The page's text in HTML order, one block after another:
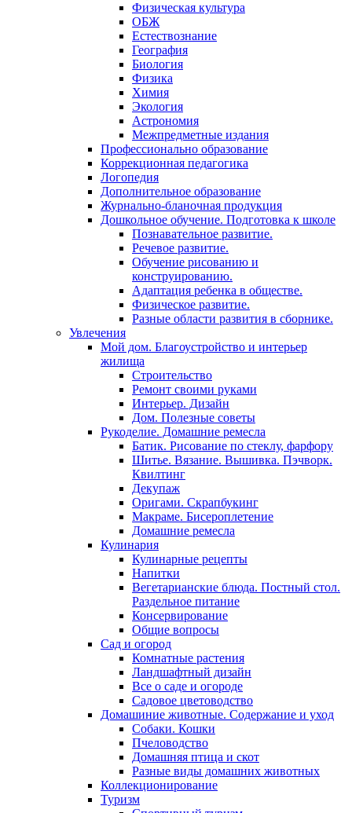
Физическая культура
ОБЖ
Естествознание
География
Биология
Физика
Химия
Экология
Астрономия
Межпредметные издания
Профессионально образование
Коррекционная педагогика
Логопедия
Дополнительное образование
Журнально-бланочная продукция
Дошкольное обучение. Подготовка к школе
Познавательное развитие.
Речевое развитие.
Обучение рисованию и
конструированию.
Адаптация ребенка в обществе.
Физическое развитие.
Разные области развития в сборнике.
Увлечения
Мой дом. Благоустройство и интерьер
жилища
Строительство
Ремонт своими руками
Интерьер. Дизайн
Дом. Полезные советы
Рукоделие. Домашние ремесла
Батик. Рисование по стеклу, фарфору
Шитье. Вязание. Вышивка. Пэчворк.
Квилтинг
Декупаж
Оригами. Скрапбукинг
Макраме. Бисероплетение
Домашние ремесла
Кулинария
Кулинарные рецепты
Напитки
Вегетарианские блюда. Постный стол.
Раздельное питание
Консервирование
Общие вопросы
Сад и огород
Комнатные растения
Ландшафтный дизайн
Все о саде и огороде
Садовое цветоводство
Домашиние животные. Содержание и уход
Собаки. Кошки
Пчеловодство
Домашняя птица и скот
Разные виды домашних животных
Коллекционирование
Туризм